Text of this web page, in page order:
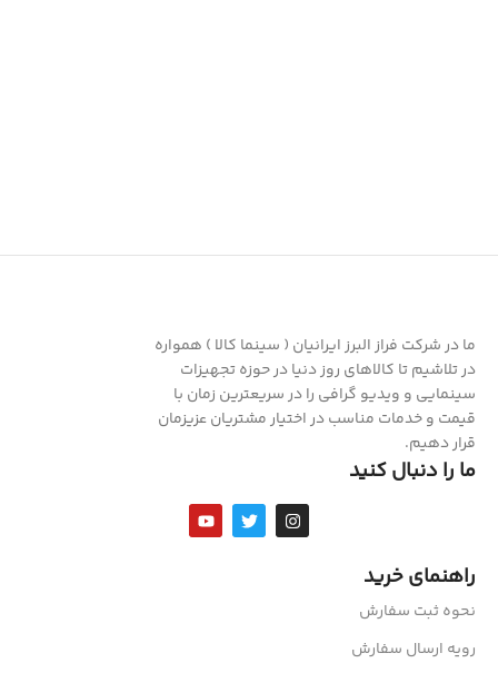
ما در شرکت فراز البرز ایرانیان ( سینما کالا ) همواره
در تلاشیم تا کالاهای روز دنیا در حوزه تجهیزات
سینمایی و ویدیو گرافی را در سریعترین زمان با
قیمت و خدمات مناسب در اختیار مشتریان عزیزمان
قرار دهیم.
ما را دنبال کنید
راهنمای خرید
نحوه ثبت سفارش
رویه ارسال سفارش